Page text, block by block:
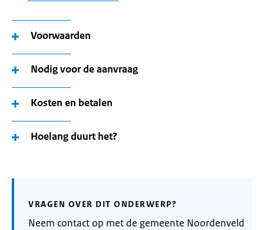
Voorwaarden
Nodig voor de aanvraag
Kosten en betalen
Hoelang duurt het?
VRAGEN OVER DIT ONDERWERP?
Neem contact op met de gemeente Noordenveld